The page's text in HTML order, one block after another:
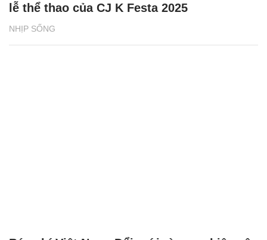
NHỊP SỐNG
lễ thể thao của CJ K Festa 2025